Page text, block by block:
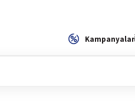
Kampanyalar